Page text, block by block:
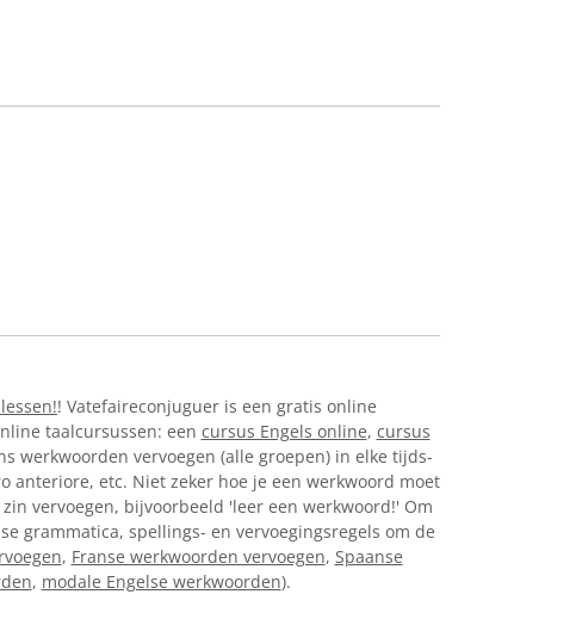
! Vatefaireconjuguer is een gratis online
taalcursussen: een cursus Engels online, cursus
werkwoorden vervoegen (alle groepen) in elke tijds-
anteriore, etc. Niet zeker hoe je een werkwoord moet
vervoegen, bijvoorbeeld 'leer een werkwoord!' Om
grammatica, spellings- en vervoegingsregels om de
, Franse werkwoorden vervoegen, Spaanse
, modale Engelse werkwoorden).